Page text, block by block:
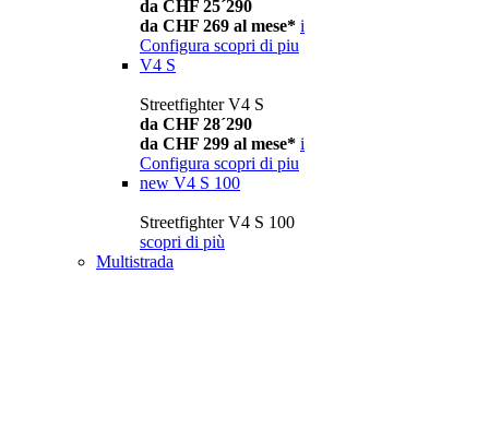
da CHF 25´290
da CHF 269 al mese* i
Configura scopri di piu
V4 S
Streetfighter V4 S
da CHF 28´290
da CHF 299 al mese* i
Configura scopri di piu
new V4 S 100
Streetfighter V4 S 100
scopri di più
Multistrada